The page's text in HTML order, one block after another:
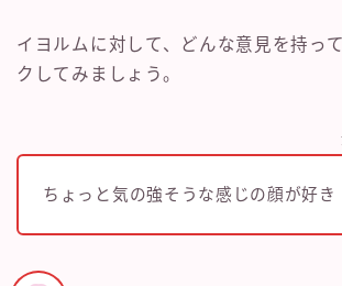
イヨルムに対して、どんな意見を持っ
クしてみましょう。
ちょっと気の強そうな感じの顔が好き